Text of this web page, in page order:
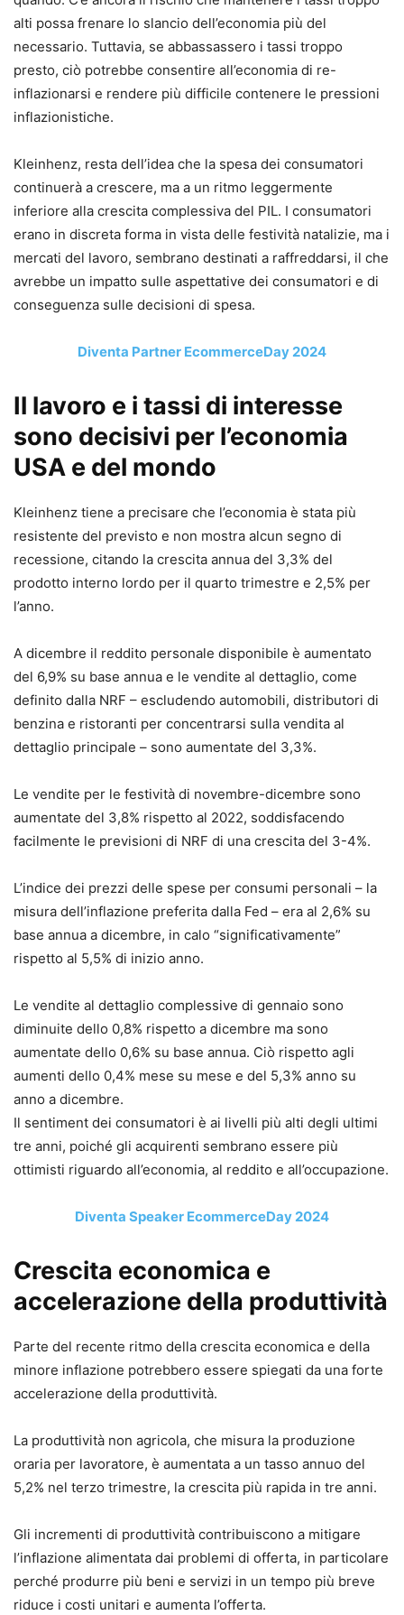
alti possa frenare lo slancio dell’economia più del
necessario. Tuttavia, se abbassassero i tassi troppo
presto, ciò potrebbe consentire all’economia di re-
inflazionarsi e rendere più difficile contenere le pressioni
inflazionistiche.
Kleinhenz, resta dell’idea che la spesa dei consumatori
continuerà a crescere, ma a un ritmo leggermente
inferiore alla crescita complessiva del PIL. I consumatori
erano in discreta forma in vista delle festività natalizie, ma i
mercati del lavoro, sembrano destinati a raffreddarsi, il che
avrebbe un impatto sulle aspettative dei consumatori e di
conseguenza sulle decisioni di spesa.
Diventa Partner EcommerceDay 2024
Il lavoro e i tassi di interesse
sono decisivi per l’economia
USA e del mondo
Kleinhenz tiene a precisare che l’economia è stata più
resistente del previsto e non mostra alcun segno di
recessione, citando la crescita annua del 3,3% del
prodotto interno lordo per il quarto trimestre e 2,5% per
l’anno.
A dicembre il reddito personale disponibile è aumentato
del 6,9% su base annua e le vendite al dettaglio, come
definito dalla NRF – escludendo automobili, distributori di
benzina e ristoranti per concentrarsi sulla vendita al
dettaglio principale – sono aumentate del 3,3%.
Le vendite per le festività di novembre-dicembre sono
aumentate del 3,8% rispetto al 2022, soddisfacendo
facilmente le previsioni di NRF di una crescita del 3-4%.
L’indice dei prezzi delle spese per consumi personali – la
misura dell’inflazione preferita dalla Fed – era al 2,6% su
base annua a dicembre, in calo “significativamente”
rispetto al 5,5% di inizio anno.
Le vendite al dettaglio complessive di gennaio sono
diminuite dello 0,8% rispetto a dicembre ma sono
aumentate dello 0,6% su base annua. Ciò rispetto agli
aumenti dello 0,4% mese su mese e del 5,3% anno su
anno a dicembre.
Il sentiment dei consumatori è ai livelli più alti degli ultimi
tre anni, poiché gli acquirenti sembrano essere più
ottimisti riguardo all’economia, al reddito e all’occupazione.
Diventa Speaker EcommerceDay 2024
Crescita economica e
accelerazione della produttività
Parte del recente ritmo della crescita economica e della
minore inflazione potrebbero essere spiegati da una forte
accelerazione della produttività.
La produttività non agricola, che misura la produzione
oraria per lavoratore, è aumentata a un tasso annuo del
5,2% nel terzo trimestre, la crescita più rapida in tre anni.
Gli incrementi di produttività contribuiscono a mitigare
l’inflazione alimentata dai problemi di offerta, in particolare
perché produrre più beni e servizi in un tempo più breve
riduce i costi unitari e aumenta l’offerta.